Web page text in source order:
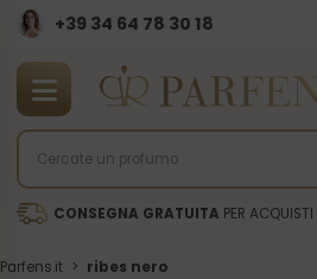
+39 34 64 78 30 18
CONSEGNA GRATUITA PER
Parfens.it > ribes nero